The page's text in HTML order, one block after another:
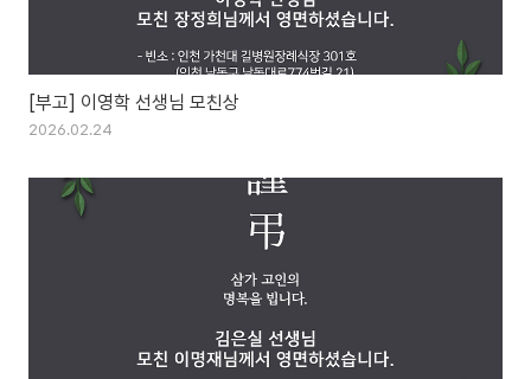
[부고] 이영학 선생님 모친상
2026.02.24